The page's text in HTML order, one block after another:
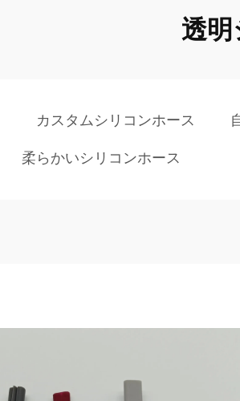
透
カスタムシリコンホース
柔らかいシリコンホース